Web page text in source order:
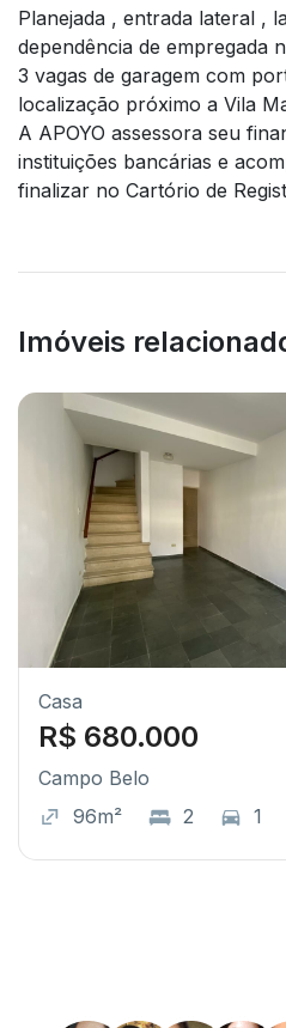
Planejada , entrada lateral ,
dependência de empregada
3 vagas de garagem com
localização próximo a Vila
A APOYO assessora seu
instituições bancárias e
finalizar no Cartório de
Imóveis
Casa
R$ 680.000
Campo Belo
96m²
2 1